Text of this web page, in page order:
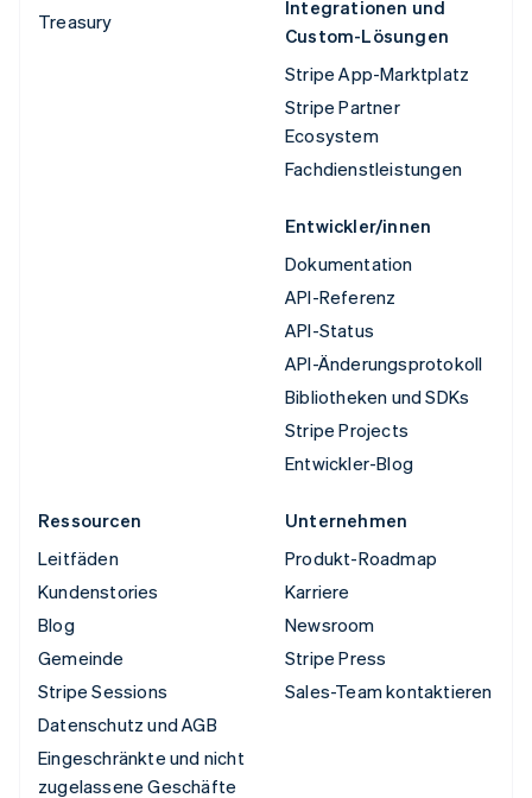
Treasury
Integrationen und
Custom-Lösungen
Stripe App-Marktplatz
Stripe Partner
Ecosystem
Fachdienstleistungen
Entwickler/innen
Dokumentation
API-Referenz
API-Status
API-Änderungsprotokoll
Bibliotheken und SDKs
Stripe Projects
Entwickler-Blog
Ressourcen
Leitfäden
Kundenstories
Blog
Gemeinde
Stripe Sessions
Datenschutz und AGB
Eingeschränkte und nicht
zugelassene Geschäfte
Unternehmen
Produkt-Roadmap
Karriere
Newsroom
Stripe Press
Sales-Team kontaktieren